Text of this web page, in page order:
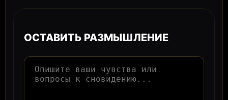
ОСТАВИТЬ РАЗМЫШЛЕНИЕ